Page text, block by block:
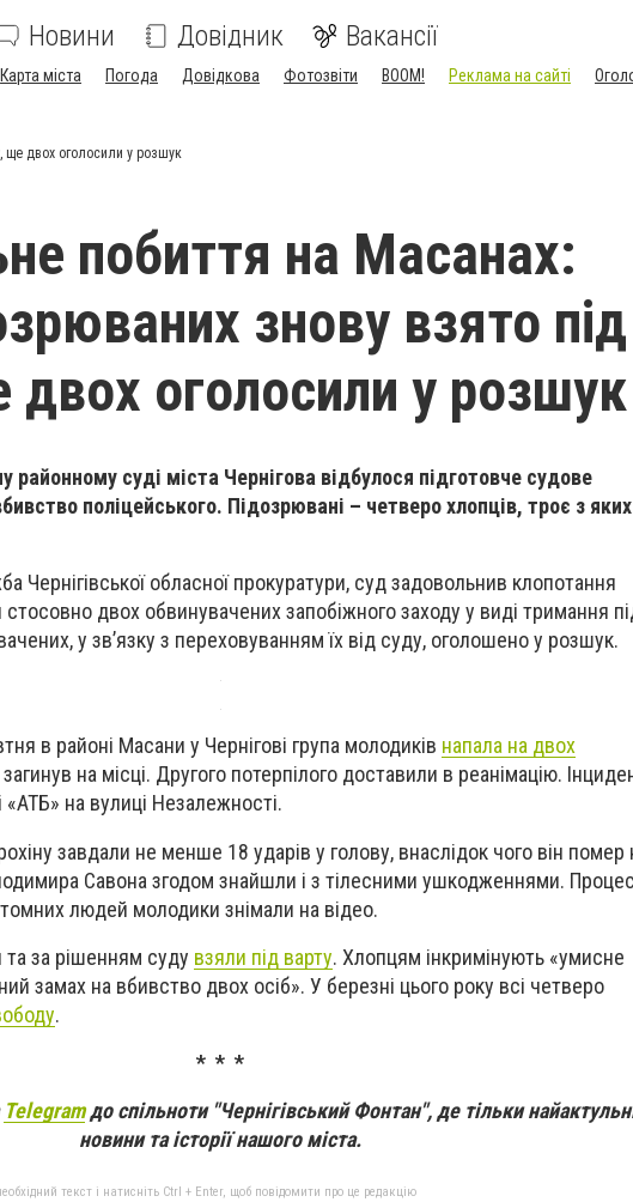
Новини Довідник Вакансії
Карта міста Погода Довідкова Фотозвіти BOOM! Реклама на сайті
ще двох оголосили у розшук
побиття на Масанах:
знову взято під
двох оголосили у розшук
районному суді міста Чернігова відбулося підготовче судове
поліцейського. Підозрювані – четверо хлопців, троє з яких
Чернігівської обласної прокуратури, суд задовольнив клопотання
двох обвинувачених запобіжного заходу у виді тримання
у зв’язку з переховуванням їх від суду, оголошено у розшук.
в районі Масани у Чернігові група молодиків напала на двох
на місці. Другого потерпілого доставили в реанімацію.
на вулиці Незалежності.
завдали не менше 18 ударів у голову, внаслідок чого він помер
Савона згодом знайшли і з тілесними ушкодженнями. Процес
людей молодики знімали на відео.
за рішенням суду взяли під варту. Хлопцям інкримінують «умисне
замах на вбивство двох осіб». У березні цього року всі четверо
.
* * *
Telegramдо спільноти "Чернігівський Фонтан", де тільки
новини та історії нашого міста.
текст і натисніть Ctrl + Enter, щоб повідомити про це редакцію